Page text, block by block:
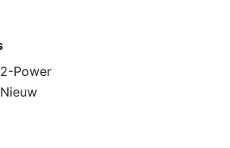
2-Power
Nieuw